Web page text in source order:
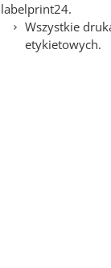
labelprint24.
Wszystkie
etykietowych.